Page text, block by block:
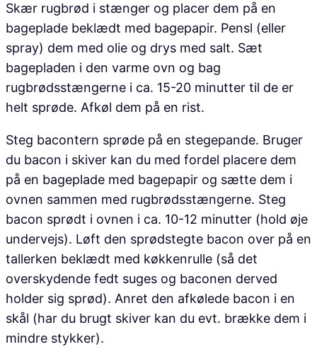
Skær rugbrød i stænger og placer dem på en
bageplade beklædt med bagepapir. Pensl (eller
spray) dem med olie og drys med salt. Sæt
bagepladen i den varme ovn og bag
rugbrødsstængerne i ca. 15-20 minutter til de er
helt sprøde. Afkøl dem på en rist.
Steg bacontern sprøde på en stegepande. Bruger
du bacon i skiver kan du med fordel placere dem
på en bageplade med bagepapir og sætte dem i
ovnen sammen med rugbrødsstængerne. Steg
bacon sprødt i ovnen i ca. 10-12 minutter (hold øje
undervejs). Løft den sprødstegte bacon over på en
tallerken beklædt med køkkenrulle (så det
overskydende fedt suges og baconen derved
holder sig sprød). Anret den afkølede bacon i en
skål (har du brugt skiver kan du evt. brække dem i
mindre stykker).